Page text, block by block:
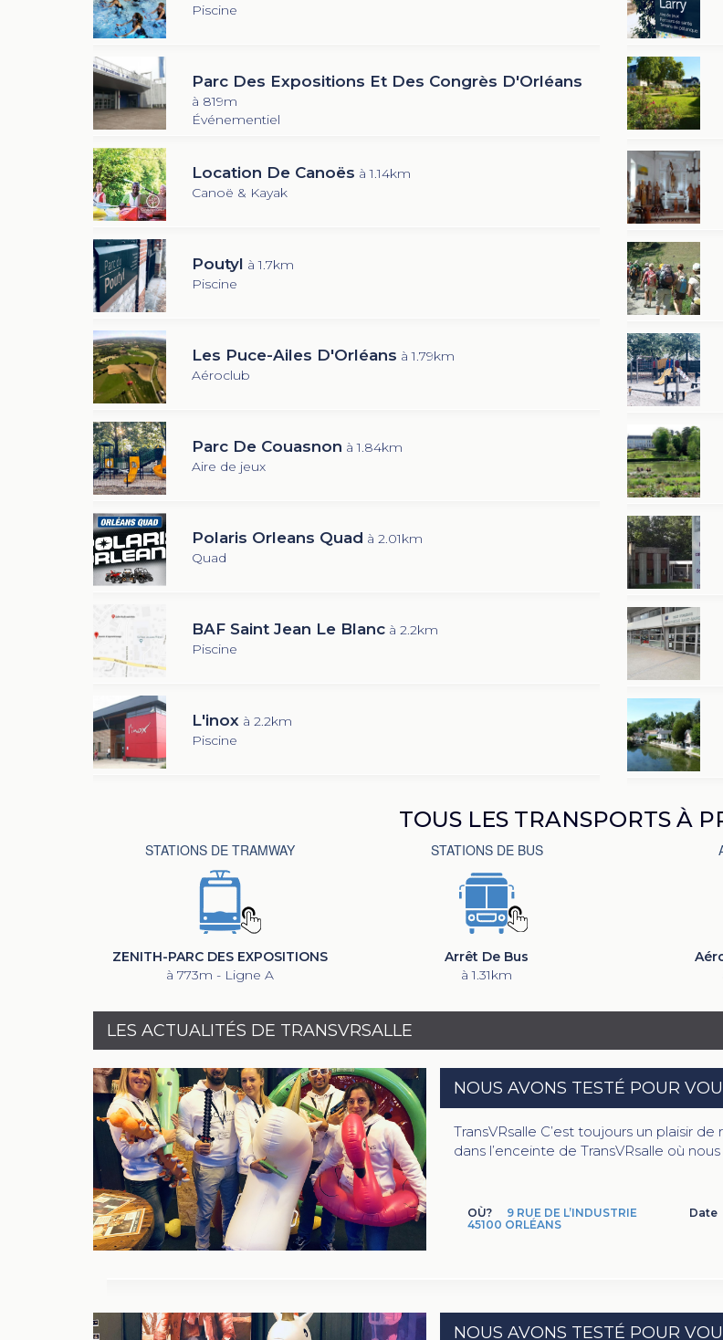
Piscine
Parc Des Expositions Et Des Congrès D'Orléans
à 819m
Événementiel
Location De Canoës à 1.14km
Canoë & Kayak
Poutyl à 1.7km
Piscine
Les Puce-Ailes D'Orléans à 1.79km
Aéroclub
Parc De Couasnon à 1.84km
Aire de jeux
Polaris Orleans Quad à 2.01km
Quad
BAF Saint Jean Le Blanc à 2.2km
Piscine
L'inox à 2.2km
Piscine
TOUS LES TRANSPORTS À
STATIONS DE TRAMWAY
ZENITH-PARC DES EXPOSITIONS
à 773m - Ligne A
STATIONS DE BUS
Arrêt De Bus
à 1.31km
LES ACTUALITÉS DE TRANSVRSALLE
NOUS AVONS TESTÉ POUR
TransVRsalle C’est toujours un plaisir
dans l’enceinte de TransVRsalle où nous
OÙ?
9 RUE DE L’INDUSTRIE
45100 ORLÉANS
Date
NOUS AVONS TESTÉ POUR